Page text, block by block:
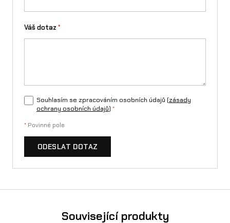
Váš dotaz *
Souhlasím se zpracováním osobních údajů (zásady
ochrany osobních údajů) *
* Povinné pole
ODESLAT DOTAZ
Související produkty